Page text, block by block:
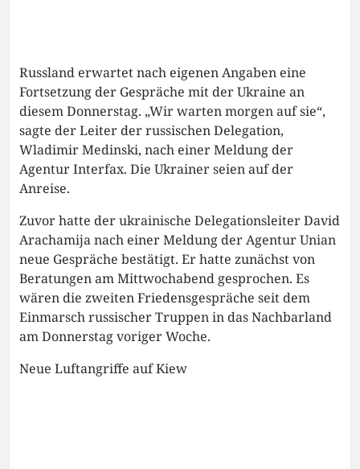
Russland erwartet nach eigenen Angaben eine
Fortsetzung der Gespräche mit der Ukraine an
diesem Donnerstag. „Wir warten morgen auf sie“,
sagte der Leiter der russischen Delegation,
Wladimir Medinski, nach einer Meldung der
Agentur Interfax. Die Ukrainer seien auf der
Anreise.
Zuvor hatte der ukrainische Delegationsleiter David
Arachamija nach einer Meldung der Agentur Unian
neue Gespräche bestätigt. Er hatte zunächst von
Beratungen am Mittwochabend gesprochen. Es
wären die zweiten Friedensgespräche seit dem
Einmarsch russischer Truppen in das Nachbarland
am Donnerstag voriger Woche.
Neue Luftangriffe auf Kiew